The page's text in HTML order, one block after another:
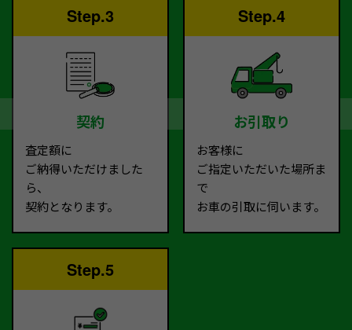
Step.3
契約
査定額に
ご納得いただけました
ら、
契約となります。
Step.4
お引取り
お客様に
ご指定いただいた場所ま
で
お車の引取に伺います。
Step.5